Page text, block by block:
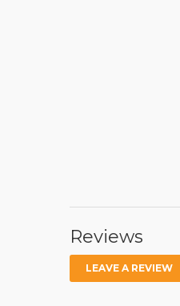
Reviews
LEAVE A REVIEW